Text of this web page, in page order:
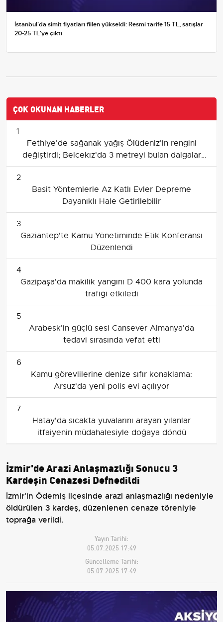
İstanbul'da simit fiyatları fiilen yükseldi: Resmi tarife 15 TL, satışlar
20-25 TL'ye çıktı
ÇOK OKUNAN HABERLER
1
Fethiye'de sağanak yağış Ölüdeniz'in rengini
değiştirdi; Belcekız'da 3 metreyi bulan dalgalar
kıyıya zarar verdi
2
Basit Yöntemlerle Az Katlı Evler Depreme
Dayanıklı Hale Getirilebilir
3
Gaziantep'te Kamu Yönetiminde Etik Konferansı
Düzenlendi
4
Gazipaşa'da makilik yangını D 400 kara yolunda
trafiği etkiledi
5
Arabesk'in güçlü sesi Cansever Almanya'da
tedavi sırasında vefat etti
6
Kamu görevlilerine denize sıfır konaklama:
Arsuz'da yeni polis evi açılıyor
7
Hatay'da sıcakta yuvalarını arayan yılanlar
itfaiyenin müdahalesiyle doğaya döndü
İzmir'de Arazi Anlaşmazlığı Sonucu 3
Kardeşin Cenazesi Defnedildi
İzmir'in Ödemiş ilçesinde arazi anlaşmazlığı nedeniyle
öldürülen 3 kardeş, düzenlenen cenaze töreniyle
toprağa verildi.
Yayın Tarihi:
05.07.2025 17:49
Güncelleme Tarihi:
05.07.2025 17:49